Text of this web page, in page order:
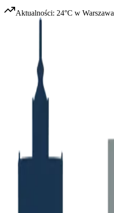
Aktualności: 24°C w Warszawa